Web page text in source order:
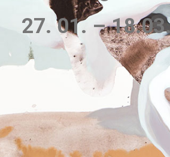
27. 01. –